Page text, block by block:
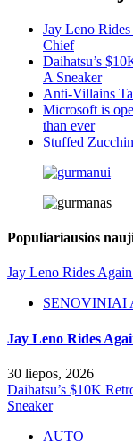
Jay Leno
Chief
Daihatsu’s
A Sneaker
Anti-Villains
Microsoft is
than ever
Stuffed
Populiariausios
Jay Leno Rides
SENOVINIAI
Jay Leno Rides
30 liepos, 2026
Daihatsu’s $10K
Sneaker
AUTO